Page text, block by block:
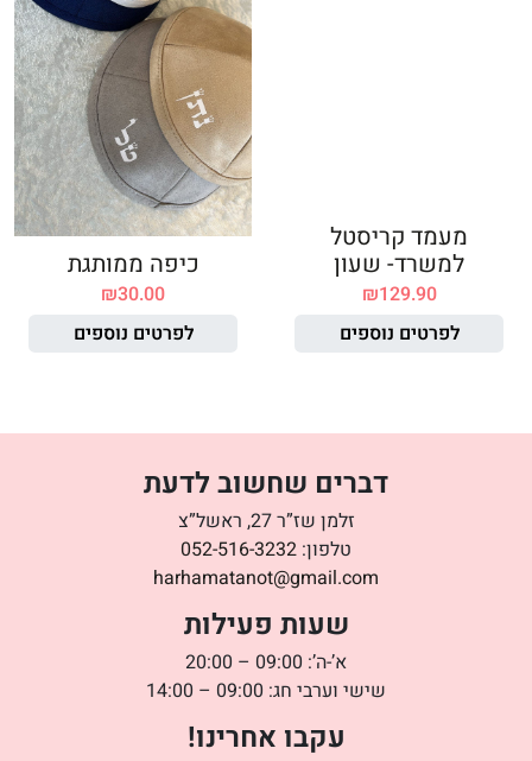
מעמד קריסטל
למשרד- שעון
₪129.90
לפרטים נוספים
כיפה ממותגת
₪30.00
לפרטים נוספים
דברים שחשוב לדעת
זלמן שז”ר 27, ראשל”צ
טלפון: 052-516-3232
harhamatanot@gmail.com
שעות פעילות
א’-ה’: 09:00 – 20:00
שישי וערבי חג: 09:00 – 14:00
עקבו אחרינו!